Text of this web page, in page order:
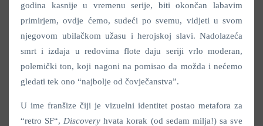
godina kasnije u vremenu serije, biti okončan labavim
primirjem, ovdje ćemo, sudeći po svemu, vidjeti u svom
njegovom ubilačkom užasu i herojskoj slavi. Nadolazeća
smrt i izdaja u redovima flote daju seriji vrlo moderan,
polemički ton, koji nagoni na pomisao da možda i nećemo
gledati tek ono “najbolje od čovječanstva”.
U ime franšize čiji je vizuelni identitet postao metafora za
“retro SF“, Discovery hvata korak (od sedam milja!) sa sve